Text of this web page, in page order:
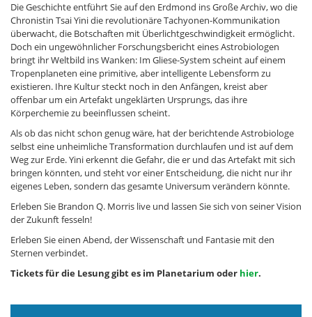
Die Geschichte entführt Sie auf den Erdmond ins Große Archiv, wo die
Chronistin Tsai Yini die revolutionäre Tachyonen-Kommunikation
überwacht, die Botschaften mit Überlichtgeschwindigkeit ermöglicht.
Doch ein ungewöhnlicher Forschungsbericht eines Astrobiologen
bringt ihr Weltbild ins Wanken: Im Gliese-System scheint auf einem
Tropenplaneten eine primitive, aber intelligente Lebensform zu
existieren. Ihre Kultur steckt noch in den Anfängen, kreist aber
offenbar um ein Artefakt ungeklärten Ursprungs, das ihre
Körperchemie zu beeinflussen scheint.
Als ob das nicht schon genug wäre, hat der berichtende Astrobiologe
selbst eine unheimliche Transformation durchlaufen und ist auf dem
Weg zur Erde. Yini erkennt die Gefahr, die er und das Artefakt mit sich
bringen könnten, und steht vor einer Entscheidung, die nicht nur ihr
eigenes Leben, sondern das gesamte Universum verändern könnte.
Erleben Sie Brandon Q. Morris live und lassen Sie sich von seiner Vision
der Zukunft fesseln!
Erleben Sie einen Abend, der Wissenschaft und Fantasie mit den
Sternen verbindet.
Tickets für die Lesung gibt es im Planetarium oder hier.